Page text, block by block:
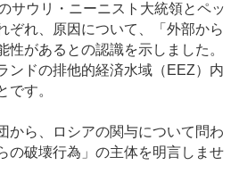
サウリ・ニーニスト大統領とペッ
ぞれ、原因について、「外部から
性があるとの認識を示しました。
ンドの排他的経済水域（EEZ）内
です。
ら、ロシアの関与について問わ
の破壊行為」の主体を明言しませ